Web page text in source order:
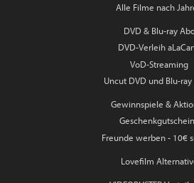
Alle Filme nach
DVD & Blu-ray
DVD-Verleih
VoD-Streaming
Uncut DVD und Blu-ray
Gewinnspiele &
Freunde werben - 10€
Lovefilm